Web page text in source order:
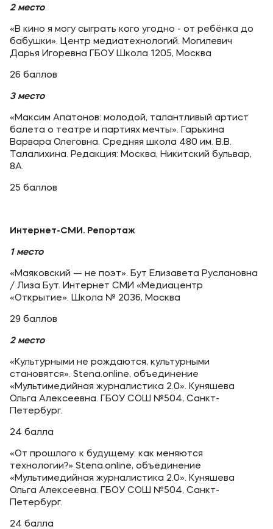
2 место
«В кино я могу сыграть кого угодно - от ребёнка до
бабушки». Центр медиатехнологий. Могилевич
Дарья Игоревна ГБОУ Школа 1205, Москва
26 баллов
3 место
«Максим Апатонов: молодой, талантливый артист
балета о театре и партиях мечты». Гарькина
Варвара Олеговна. Средняя школа 480 им. В.В.
Талалихина. Редакция: Москва, Никитский бульвар,
8А.
25 баллов
Интернет-СМИ. Репортаж
1 место
«Маяковский — не поэт». Бут Елизавета Руслановна
/ Лиза Бут. Интернет СМИ «Медиацентр
«Открытие». Школа № 2036, Москва
29 баллов
2 место
«Культурными не рождаются, культурными
становятся». Stena.online, объединение
«Мультимедийная журналистика 2.0». Куняшева
Ольга Алексеевна. ГБОУ СОШ №504, Санкт-
Петербург.
24 балла
«От прошлого к будущему: как меняются
технологии?» Stena.online, объединение
«Мультимедийная журналистика 2.0». Куняшева
Ольга Алексеевна. ГБОУ СОШ №504, Санкт-
Петербург.
24 балла